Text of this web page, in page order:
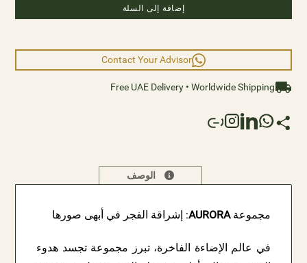
depth and dimension to your space, creating a visual
إضافة إلى السلة
Contact Your Advisor
Free UAE Delivery • Worldwide Shipping
الوصف
مجموعةAURORA: إشراقة الفجر في أبهى صورها
في عالم الإضاءة الفاخرة، تبرز مجموعة تجسد هدوء